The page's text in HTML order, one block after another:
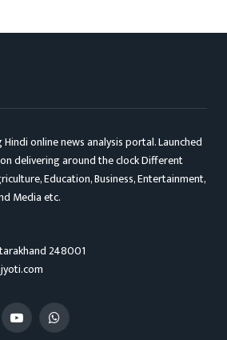
online news analysis portal. Launched
delivering around the clock Different
Education, Business, Entertainment,
Media etc.
248001
YouTubeWhatsApp